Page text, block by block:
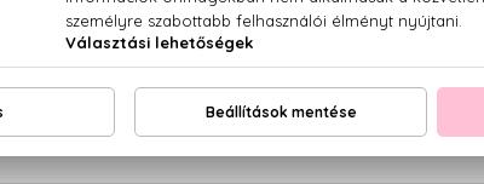
Silica, Sorbitol, Disodium Cocoyl Glutamate,
Propionamide, Sodium Cocoate,
10 Stearate, Polyglyceryl-10 Myristate,